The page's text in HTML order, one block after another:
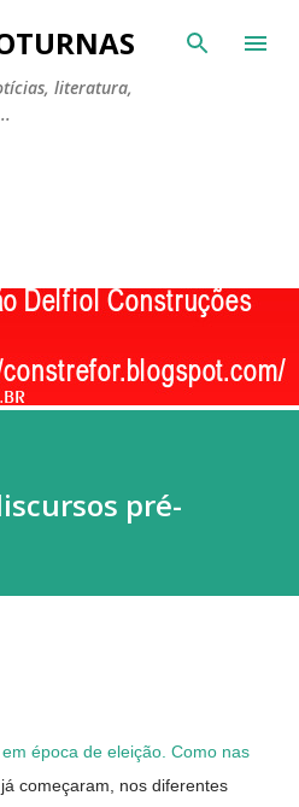
para o conteúdo principal
literatura,
pré-
época de eleição. Como nas
começaram, nos diferentes